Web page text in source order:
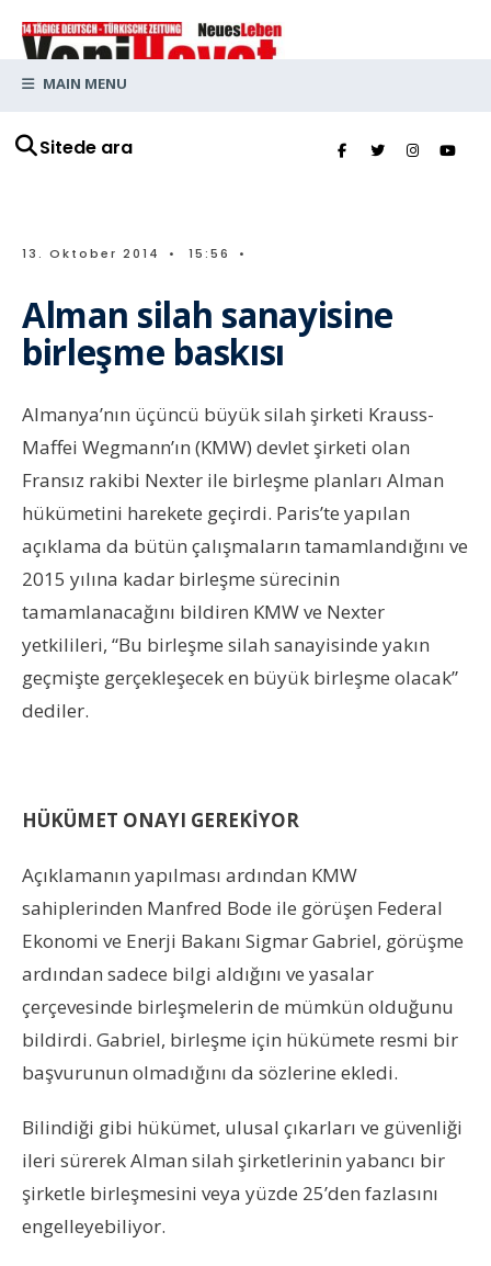
Sitede ara
MAIN MENU
13. Oktober 2014 • 15:56 •
Alman silah sanayisine
birleşme baskısı
Almanya’nın üçüncü büyük silah şirketi Krauss-
Maffei Wegmann’ın (KMW) devlet şirketi olan
Fransız rakibi Nexter ile birleşme planları Alman
hükümetini harekete geçirdi. Paris’te yapılan
açıklama da bütün çalışmaların tamamlandığını ve
2015 yılına kadar birleşme sürecinin
tamamlanacağını bildiren KMW ve Nexter
yetkilileri, “Bu birleşme silah sanayisinde yakın
geçmişte gerçekleşecek en büyük birleşme olacak”
dediler.
HÜKÜMET ONAYI GEREKİYOR
Açıklamanın yapılması ardından KMW
sahiplerinden Manfred Bode ile görüşen Federal
Ekonomi ve Enerji Bakanı Sigmar Gabriel, görüşme
ardından sadece bilgi aldığını ve yasalar
çerçevesinde birleşmelerin de mümkün olduğunu
bildirdi. Gabriel, birleşme için hükümete resmi bir
başvurunun olmadığını da sözlerine ekledi.
Bilindiği gibi hükümet, ulusal çıkarları ve güvenliği
ileri sürerek Alman silah şirketlerinin yabancı bir
şirketle birleşmesini veya yüzde 25’den fazlasını
engelleyebiliyor.